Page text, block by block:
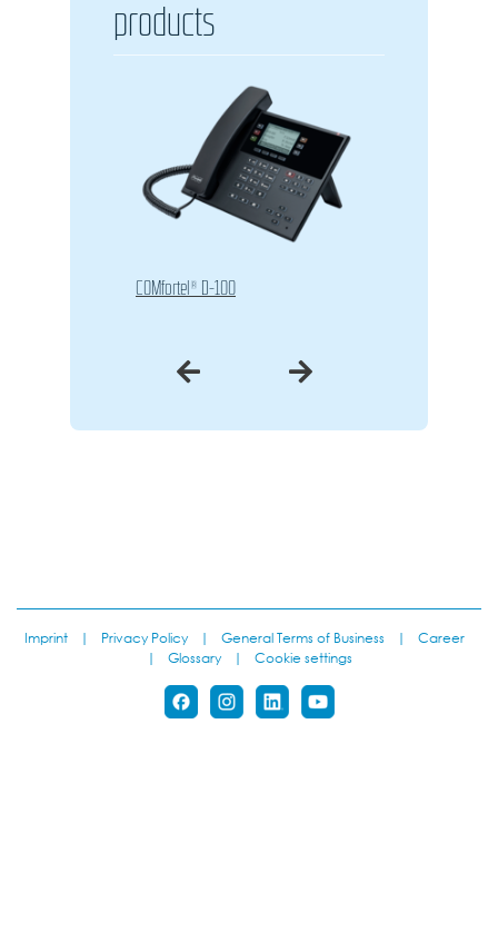
products
COMfortel® D-100
Imprint | Privacy Policy | General Terms of Business |
Career
|
Glossary | Cookie settings